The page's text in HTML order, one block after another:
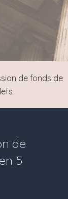
de fonds de
de
5